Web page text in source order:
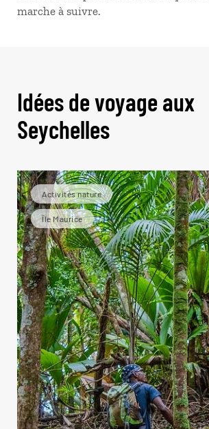
marche à suivre.
Idées de voyage aux
Seychelles
Activités nature
Île Maurice